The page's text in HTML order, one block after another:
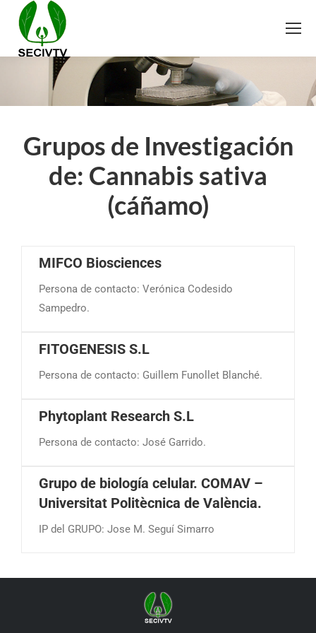
Grupos de Investigación
de: Cannabis sativa
(cáñamo)
MIFCO Biosciences
Persona de contacto: Verónica Codesido
Sampedro.
FITOGENESIS S.L
Persona de contacto: Guillem Funollet Blanché.
Phytoplant Research S.L
Persona de contacto: José Garrido.
Grupo de biología celular. COMAV –
Universitat Politècnica de València.
IP del GRUPO: Jose M. Seguí Simarro